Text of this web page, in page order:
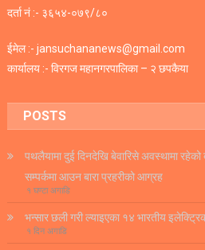
दर्ता नं :- ३६५४-०७९/८०
ईमेल :- jansuchananews@gmail.com
कार्यालय :- विरगज महानगरपालिका – २ छपकैया
POSTS
पथलैयामा दुई दिनदेखि बेवारिसे अवस्थामा रहेको
सम्पर्कमा आउन बारा प्रहरीको आग्रह
१ घण्टा अगाडि
भन्सार छली गरी ल्याइएका १४ भारतीय इलेक्ट्रिक
१ दिन अगाडि